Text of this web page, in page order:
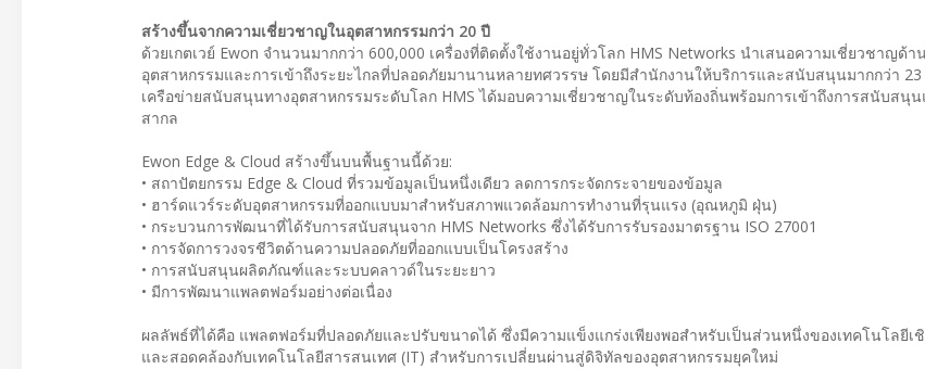
สร้างขึ้นจากความเชี่ยวชาญในอุตสาหกรรมกว่า 20 ปี
ด้วยเกตเวย์ Ewon จำนวนมากกว่า 600,000 เครื่องที่ติดตั้งใช้งานอยู่ทั่วโลก HMS Networks นำเสนอความเชี่ยวชาญด้า
อุตสาหกรรมและการเข้าถึงระยะไกลที่ปลอดภัยมานานหลายทศวรรษ โดยมีสำนักงานให้บริการและสนับสนุนมากกว่า 23
เครือข่ายสนับสนุนทางอุตสาหกรรมระดับโลก HMS ได้มอบความเชี่ยวชาญในระดับท้องถิ่นพร้อมการเข้าถึงการสนับสนุ
สากล
Ewon Edge & Cloud สร้างขึ้นบนพื้นฐานนี้ด้วย:
• สถาปัตยกรรม Edge & Cloud ที่รวมข้อมูลเป็นหนึ่งเดียว ลดการกระจัดกระจายของข้อมูล
• ฮาร์ดแวร์ระดับอุตสาหกรรมที่ออกแบบมาสำหรับสภาพแวดล้อมการทำงานที่รุนแรง (อุณหภูมิ ฝุ่น)
• กระบวนการพัฒนาที่ได้รับการสนับสนุนจาก HMS Networks ซึ่งได้รับการรับรองมาตรฐาน ISO 27001
• การจัดการวงจรชีวิตด้านความปลอดภัยที่ออกแบบเป็นโครงสร้าง
• การสนับสนุนผลิตภัณฑ์และระบบคลาวด์ในระยะยาว
• มีการพัฒนาแพลตฟอร์มอย่างต่อเนื่อง
ผลลัพธ์ที่ได้คือ แพลตฟอร์มที่ปลอดภัยและปรับขนาดได้ ซึ่งมีความแข็งแกร่งเพียงพอสำหรับเป็นส่วนหนึ่งของเทคโนโลยีเ
และสอดคล้องกับเทคโนโลยีสารสนเทศ (IT) สำหรับการเปลี่ยนผ่านสู่ดิจิทัลของอุตสาหกรรมยุคใหม่